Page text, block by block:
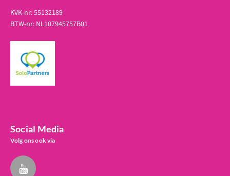
KVK-nr: 55132189
BTW-nr: NL107945757B01
Social Media
Volg ons ook via